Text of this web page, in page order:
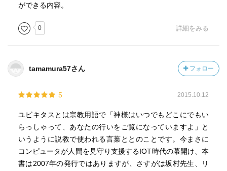
ができる内容。
0 詳細をみる
tamamura57さん フォロー
5 2015.10.12
ユビキタスとは宗教用語で「神様はいつでもどこにでもい
らっしゃって、あなたの行いをご覧になっていますよ」と
いうように説教で使われる言葉ととのことです。今まさに
コンピュータが人間を見守り支援するIOT時代の幕開け、本
書は2007年の発行ではありますが、さすがは坂村先生、リ